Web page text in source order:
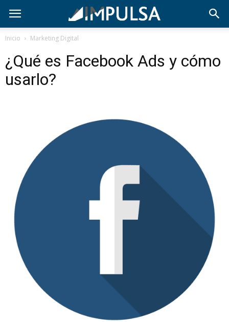
Inicio Marketing Digital
¿Qué es Facebook Ads y cómo
usarlo?